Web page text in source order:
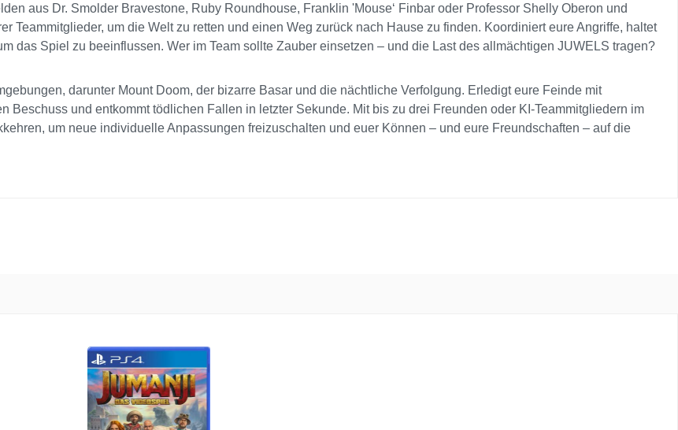
aus Dr. Smolder Bravestone, Ruby Roundhouse, Franklin 'Mouse‘ Finbar oder Professor Shelly Oberon und
Teammitglieder, um die Welt zu retten und einen Weg zurück nach Hause zu finden. Koordiniert eure Angriffe, haltet
das Spiel zu beeinflussen. Wer im Team sollte Zauber einsetzen – und die Last des allmächtigen JUWELS tragen?
darunter Mount Doom, der bizarre Basar und die nächtliche Verfolgung. Erledigt eure Feinde mit
Beschuss und entkommt tödlichen Fallen in letzter Sekunde. Mit bis zu drei Freunden oder KI-Teammitgliedern im
um neue individuelle Anpassungen freizuschalten und euer Können – und eure Freundschaften – auf die